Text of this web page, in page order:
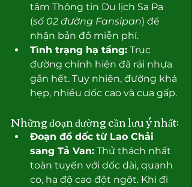
tâm Thông tin Du lịch Sa Pa
(số 02 đường Fansipan) để
nhận bản đồ miễn phí.
Tình trạng hạ tầng: Trục
đường chính hiện đã rải nhựa
gần hết. Tuy nhiên, đường khá
hẹp, nhiều dốc cao và cua gấp.
Những đoạn đường cần lưu ý nhất:
Đoạn đổ dốc từ Lao Chải
sang Tả Van: Thử thách nhất
toàn tuyến với dốc dài, quanh
co, hạ độ cao đột ngột. Khi đi